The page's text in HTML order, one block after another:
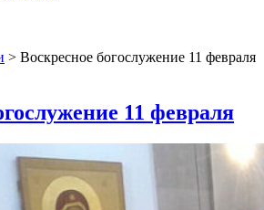
> Воскресное богослужение 11 февраля
11 февраля